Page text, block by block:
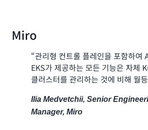
Miro
“관리형 컨트롤 플레인을 포함하여
EKS가 제공하는 모든 기능은 자체
클러스터를 관리하는 것에 비해 월
Ilia Medvetchii, Senior
Manager, Miro